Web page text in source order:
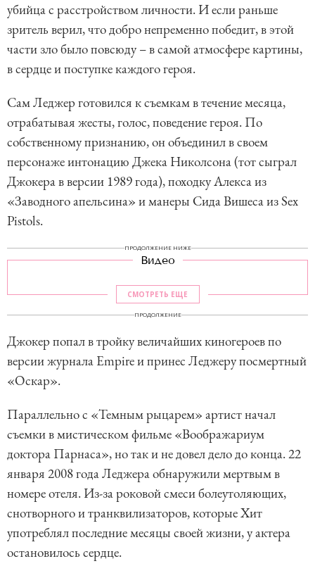
убийца с расстройством личности. И если раньше
зритель верил, что добро непременно победит, в этой
части зло было повсюду – в самой атмосфере картины,
в сердце и поступке каждого героя.
Сам Леджер готовился к съемкам в течение месяца,
отрабатывая жесты, голос, поведение героя. По
собственному признанию, он объединил в своем
персонаже интонацию Джека Николсона (тот сыграл
Джокера в версии 1989 года), походку Алекса из
«Заводного апельсина» и манеры Сида Вишеса из Sex
Pistols.
ПРОДОЛЖЕНИЕ НИЖЕ
Видео
СМОТРЕТЬ ЕЩЕ
ПРОДОЛЖЕНИЕ
Джокер попал в тройку величайших киногероев по
версии журнала Empire и принес Леджеру посмертный
«Оскар».
Параллельно с «Темным рыцарем» артист начал
съемки в мистическом фильме «Воображариум
доктора Парнаса», но так и не довел дело до конца. 22
января 2008 года Леджера обнаружили мертвым в
номере отеля. Из-за роковой смеси болеутоляющих,
снотворного и транквилизаторов, которые Хит
употреблял последние месяцы своей жизни, у актера
остановилось сердце.